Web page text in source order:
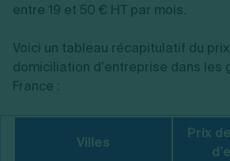
entre 19 et 50 € HT par mois.
Voici un tableau récapitulatif du
domiciliation d’entreprise dans les
France :
Villes
Prix